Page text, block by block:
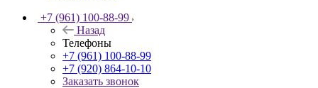
+7 (961) 100-88-99
Назад
Телефоны
+7 (961) 100-88-99
+7 (920) 864-10-10
Заказать звонок